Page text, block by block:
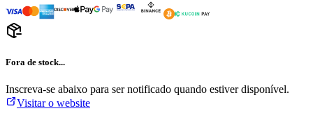
Fora de stock...
Inscreva-se abaixo para ser notificado quando estiver disponível.
Visitar o website